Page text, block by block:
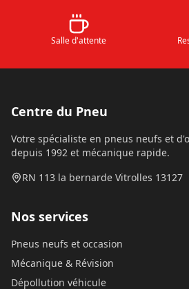
Salle d'attente
Centre du Pneu
Votre spécialiste en pneus neufs et
depuis 1992 et mécanique rapide.
RN 113 la bernarde Vitrolles 13127
Nos services
Pneus neufs et occasion
Mécanique & Révision
Dépollution véhicule